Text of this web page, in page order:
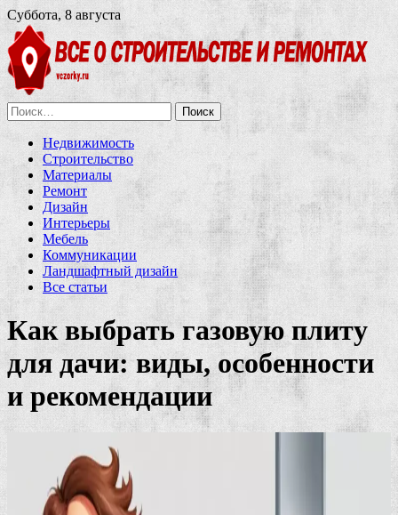
Суббота, 8 августа
Найти:
Недвижимость
Строительство
Материалы
Ремонт
Дизайн
Интерьеры
Мебель
Коммуникации
Ландшафтный дизайн
Все статьи
Как выбрать газовую плиту
для дачи: виды, особенности
и рекомендации